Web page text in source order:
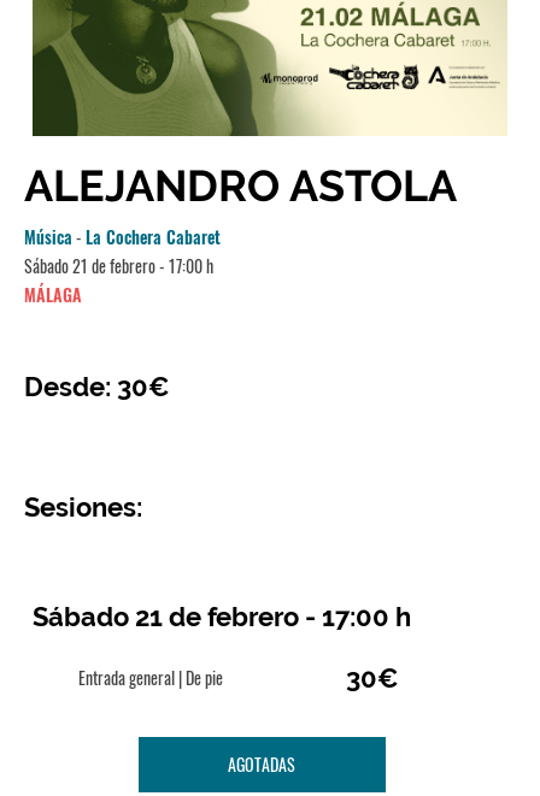
ALEJANDRO ASTOLA
Música-La Cochera Cabaret
Sábado 21 de febrero - 17:00 h
MÁLAGA
Desde: 30€
Sesiones:
Sábado 21 de febrero - 17:00 h
Entrada general | De pie 30€
AGOTADAS